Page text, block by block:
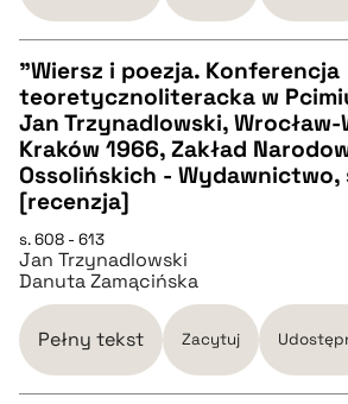
CZYSTY TEKST
pobierz cytat
BIBTEX
pobierz cytat
"Wiersz i poezja. Konferencja
teoretycznoliteracka w
Jan Trzynadlowski, Wrocław-
Kraków 1966, Zakład
Ossolińskich - Wydawnictwo,
[recenzja]
s. 608 - 613
Jan Trzynadlowski
Danuta Zamącińska
Pełny tekst Zacytuj